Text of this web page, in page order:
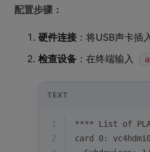
配置步骤：
硬件连接 ：将USB声卡
检查设备 ：在终端输入
TEXT
1
**** List of
2
card 0: